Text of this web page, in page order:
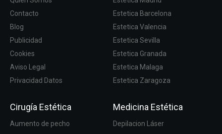
Contacto
Blog
Publicidad
Cookies
Aviso Legal
Privacidad Datos
Estetica Barcelona
Estetica Valencia
Estetica Sevilla
Estetica Granada
Estetica Malaga
Estetica Zaragoza
Cirugía Estética
Aumento de pecho
Medicina Estética
Depilacion Láser